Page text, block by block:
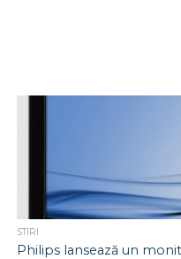
STIRI
Philips lansează un